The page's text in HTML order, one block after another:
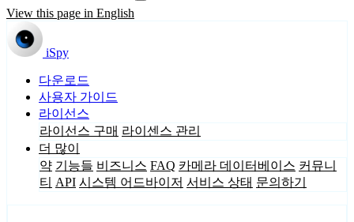
View this page in English
iSpy
다운로드
사용자 가이드
라이선스
라이선스 구매 라이센스 관리
더 많이
약 기능들 비즈니스 FAQ 카메라 데이터베이스 커뮤니
티 API 시스템 어드바이저 서비스 상태 문의하기